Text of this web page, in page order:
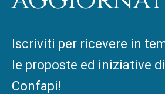
Iscriviti per ricevere in
le proposte ed iniziative
Confapi!